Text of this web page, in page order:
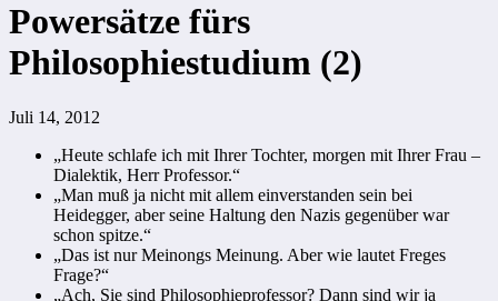
Powersätze fürs
Philosophiestudium (2)
Juli 14, 2012
„Heute schlafe ich mit Ihrer Tochter, morgen mit Ihrer Frau –
Dialektik, Herr Professor.“
„Man muß ja nicht mit allem einverstanden sein bei
Heidegger, aber seine Haltung den Nazis gegenüber war
schon spitze.“
„Das ist nur Meinongs Meinung. Aber wie lautet Freges
Frage?“
„Ach, Sie sind Philosophieprofessor? Dann sind wir ja